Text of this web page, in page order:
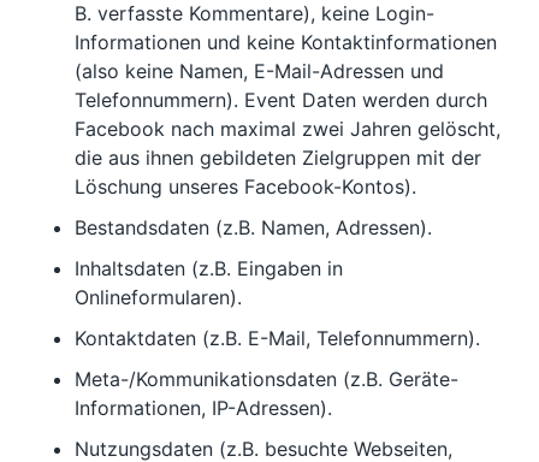
B. verfasste Kommentare), keine Login-
Informationen und keine Kontaktinformationen
(also keine Namen, E-Mail-Adressen und
Telefonnummern). Event Daten werden durch
Facebook nach maximal zwei Jahren gelöscht,
die aus ihnen gebildeten Zielgruppen mit der
Löschung unseres Facebook-Kontos).
Bestandsdaten (z.B. Namen, Adressen).
Inhaltsdaten (z.B. Eingaben in
Onlineformularen).
Kontaktdaten (z.B. E-Mail, Telefonnummern).
Meta-/Kommunikationsdaten (z.B. Geräte-
Informationen, IP-Adressen).
Nutzungsdaten (z.B. besuchte Webseiten,